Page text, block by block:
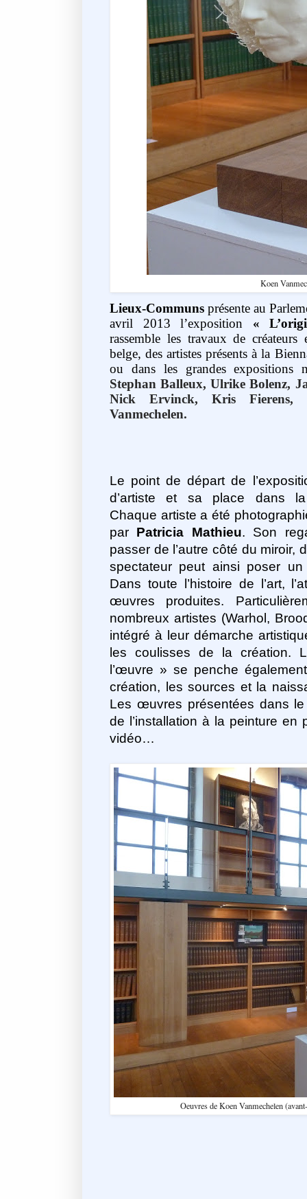
Koen
Lieux-Communs présente au
avril 2013 l’exposition «
rassemble les travaux de
belge, des artistes présents à la
ou dans les grandes expositions
Stephan Balleux, Ulrike Bolenz,
Nick Ervinck, Kris Fierens,
Vanmechelen.
Le point de départ de
d’artiste et sa place dans la
Chaque artiste a été
par Patricia Mathieu. Son
passer de l’autre côté du miroir,
spectateur peut ainsi poser
Dans toute l’histoire de l’art,
œuvres produites.
nombreux artistes (Warhol,
intégré à leur démarche
les coulisses de la création.
l’œuvre » se penche
création, les sources et la
Les œuvres présentées dans le
de l’installation à la peinture en
vidéo…
Oeuvres de Koen Vanmechelen